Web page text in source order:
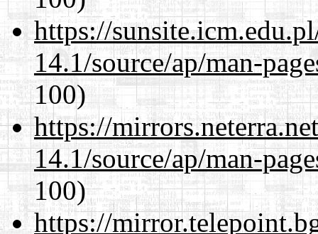
https://
14.1/source/ap/man-
100)
https://
14.1/source/ap/man-
100)
https://